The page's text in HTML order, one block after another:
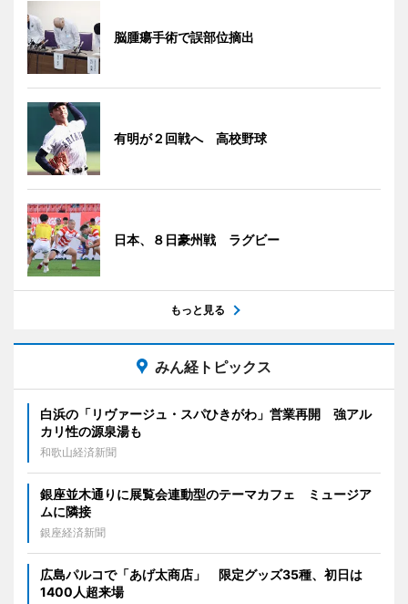
脳腫瘍手術で誤部位摘出
有明が２回戦へ 高校野球
日本、８日豪州戦 ラグビー
もっと見る
みん経トピックス
白浜の「リヴァージュ・スパひきがわ」営業再開 強アル
カリ性の源泉湯も
和歌山経済新聞
銀座並木通りに展覧会連動型のテーマカフェ ミュージア
ムに隣接
銀座経済新聞
広島パルコで「あげ太商店」 限定グッズ35種、初日は
1400人超来場